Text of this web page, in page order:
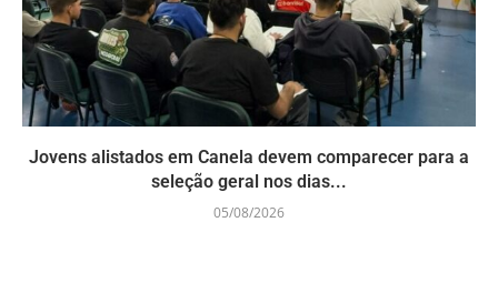
Jovens alistados em Canela devem comparecer para a
seleção geral nos dias...
05/08/2026